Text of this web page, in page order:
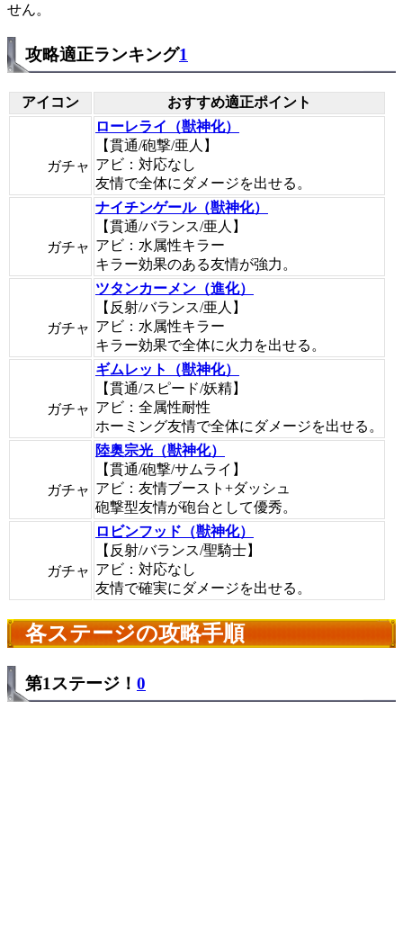
せん。
攻略適正ランキング1
アイコン おすすめ適正ポイント
ガチャ
ローレライ（獣神化）
【貫通/砲撃/亜人】
アビ：対応なし
友情で全体にダメージを出せる。
ガチャ
ナイチンゲール（獣神化）
【貫通/バランス/亜人】
アビ：水属性キラー
キラー効果のある友情が強力。
ガチャ
ツタンカーメン（進化）
【反射/バランス/亜人】
アビ：水属性キラー
キラー効果で全体に火力を出せる。
ガチャ
ギムレット（獣神化）
【貫通/スピード/妖精】
アビ：全属性耐性
ホーミング友情で全体にダメージを出せる。
ガチャ
陸奥宗光（獣神化）
【貫通/砲撃/サムライ】
アビ：友情ブースト+ダッシュ
砲撃型友情が砲台として優秀。
ガチャ
ロビンフッド（獣神化）
【反射/バランス/聖騎士】
アビ：対応なし
友情で確実にダメージを出せる。
各ステージの攻略手順
第1ステージ！ 0